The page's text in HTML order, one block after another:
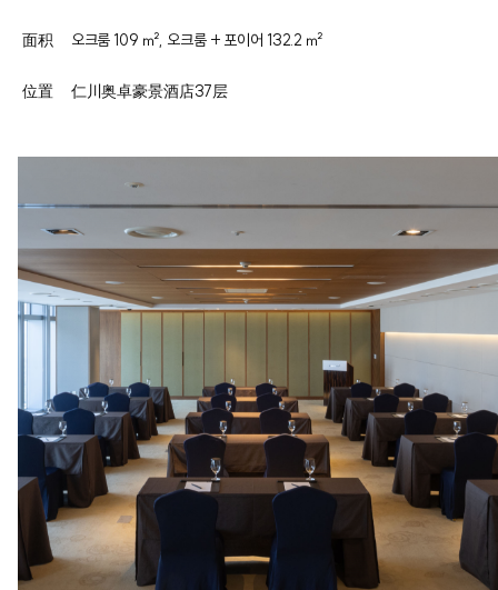
面积 오크룸 109 ㎡, 오크룸 + 포이어 132.2 ㎡
位置 仁川奥卓豪景酒店37层